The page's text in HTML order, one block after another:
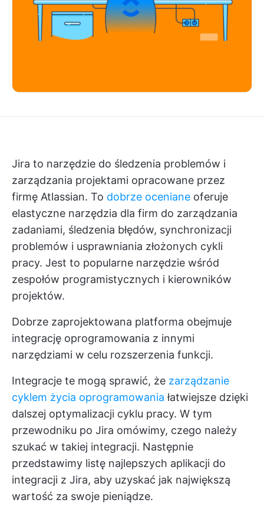
Jira to narzędzie do śledzenia problemów i
zarządzania projektami opracowane przez
firmę Atlassian. To dobrze oceniane oferuje
elastyczne narzędzia dla firm do zarządzania
zadaniami, śledzenia błędów, synchronizacji
problemów i usprawniania złożonych cykli
pracy. Jest to popularne narzędzie wśród
zespołów programistycznych i kierowników
projektów.
Dobrze zaprojektowana platforma obejmuje
integrację oprogramowania z innymi
narzędziami w celu rozszerzenia funkcji.
Integracje te mogą sprawić, że zarządzanie
cyklem życia oprogramowania łatwiejsze dzięki
dalszej optymalizacji cyklu pracy. W tym
przewodniku po Jira omówimy, czego należy
szukać w takiej integracji. Następnie
przedstawimy listę najlepszych aplikacji do
integracji z Jira, aby uzyskać jak największą
wartość za swoje pieniądze.